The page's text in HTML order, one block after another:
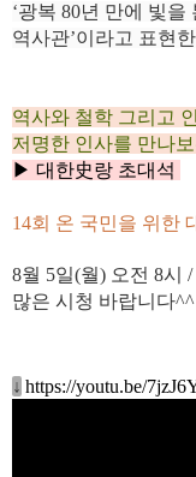
‘광복 80년 만에 빛을
역사관’이라고 표현
역사와 철학 그리고
저명한 인사를 만나
▶ 대한史랑 초대석
14회 온 국민을 위한
8월 5일(월) 오전 8시 /
많은 시청 바랍니다^^
↓ https://youtu.be/